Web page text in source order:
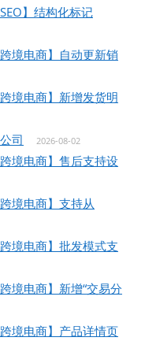
】结构化标记
境电商】自动更新销
境电商】新增发货明
司 2026-08-02
境电商】售后支持设
境电商】支持从
境电商】批发模式支
境电商】新增“交易分
境电商】产品详情页